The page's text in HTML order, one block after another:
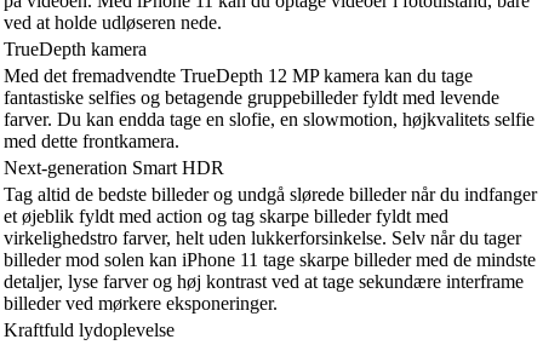
ved at holde udløseren nede.
TrueDepth kamera
Med det fremadvendte TrueDepth 12 MP kamera kan du tage
fantastiske selfies og betagende gruppebilleder fyldt med levende
farver. Du kan endda tage en slofie, en slowmotion, højkvalitets selfie
med dette frontkamera.
Next-generation Smart HDR
Tag altid de bedste billeder og undgå slørede billeder når du indfanger
et øjeblik fyldt med action og tag skarpe billeder fyldt med
virkelighedstro farver, helt uden lukkerforsinkelse. Selv når du tager
billeder mod solen kan iPhone 11 tage skarpe billeder med de mindste
detaljer, lyse farver og høj kontrast ved at tage sekundære interframe
billeder ved mørkere eksponeringer.
Kraftfuld lydoplevelse